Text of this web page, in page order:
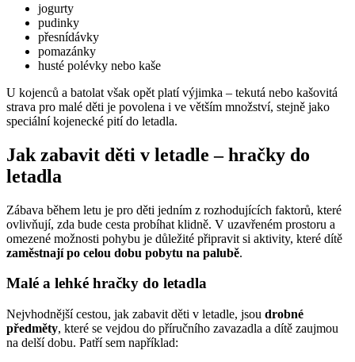
jogurty
pudinky
přesnídávky
pomazánky
husté polévky nebo kaše
U kojenců a batolat však opět platí výjimka – tekutá nebo kašovitá
strava pro malé děti je povolena i ve větším množství, stejně jako
speciální kojenecké pití do letadla.
Jak zabavit děti v letadle – hračky do
letadla
Zábava během letu je pro děti jedním z rozhodujících faktorů, které
ovlivňují, zda bude cesta probíhat klidně. V uzavřeném prostoru a
omezené možnosti pohybu je důležité připravit si aktivity, které dítě
zaměstnají po celou dobu pobytu na palubě.
Malé a lehké hračky do letadla
Nejvhodnější cestou, jak zabavit děti v letadle, jsou drobné
předměty, které se vejdou do příručního zavazadla a dítě zaujmou
na delší dobu. Patří sem například: